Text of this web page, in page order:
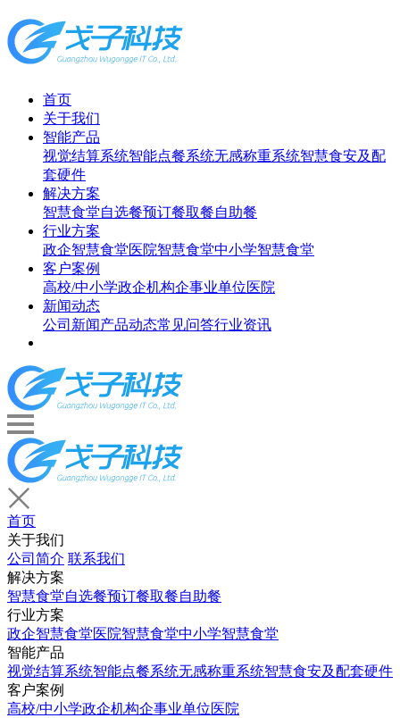
首页
关于我们
智能产品
视觉结算系统智能点餐系统无感称重系统智慧食安及配
套硬件
解决方案
智慧食堂自选餐预订餐取餐自助餐
行业方案
政企智慧食堂医院智慧食堂中小学智慧食堂
客户案例
高校/中小学政企机构企事业单位医院
新闻动态
公司新闻产品动态常见问答行业资讯
首页
关于我们
公司简介 联系我们
解决方案
智慧食堂自选餐预订餐取餐自助餐
行业方案
政企智慧食堂医院智慧食堂中小学智慧食堂
智能产品
视觉结算系统智能点餐系统无感称重系统智慧食安及配套硬件
客户案例
高校/中小学政企机构企事业单位医院